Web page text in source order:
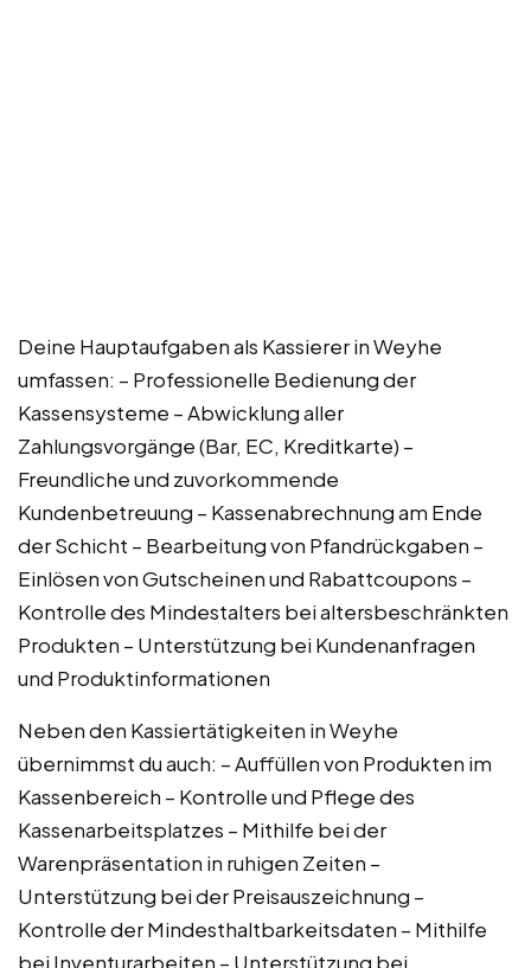
Deine Hauptaufgaben als Kassierer in Weyhe
umfassen: – Professionelle Bedienung der
Kassensysteme – Abwicklung aller
Zahlungsvorgänge (Bar, EC, Kreditkarte) –
Freundliche und zuvorkommende
Kundenbetreuung – Kassenabrechnung am Ende
der Schicht – Bearbeitung von Pfandrückgaben –
Einlösen von Gutscheinen und Rabattcoupons –
Kontrolle des Mindestalters bei altersbeschränkten
Produkten – Unterstützung bei Kundenanfragen
und Produktinformationen
Neben den Kassiertätigkeiten in Weyhe
übernimmst du auch: – Auffüllen von Produkten im
Kassenbereich – Kontrolle und Pflege des
Kassenarbeitsplatzes – Mithilfe bei der
Warenpräsentation in ruhigen Zeiten –
Unterstützung bei der Preisauszeichnung –
Kontrolle der Mindesthaltbarkeitsdaten – Mithilfe
bei Inventurarbeiten – Unterstützung bei